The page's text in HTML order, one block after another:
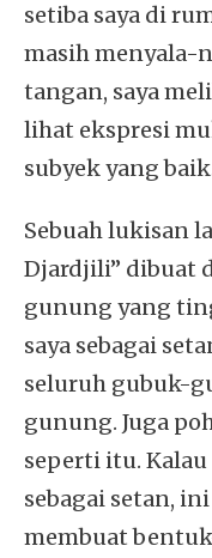
setiba saya di
masih menyala-
tangan, saya
lihat ekspresi
subyek yang
Sebuah lukisan
Djardjili” dibuat
gunung yang
saya sebagai
seluruh gubuk-
gunung. Juga
seperti itu.
sebagai setan,
membuat